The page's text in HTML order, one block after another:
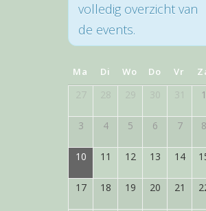
volledig overzicht van
de events.
Kalender
van
Evenementen
Kalender
van
Ma Di Wo Do Vr
27 28 29 30 31 1
3 4 5 6 7 8
10 11 12 13 14
17 18 19 20 21